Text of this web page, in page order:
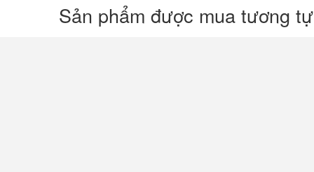
Sản phẩm được mua tương tự